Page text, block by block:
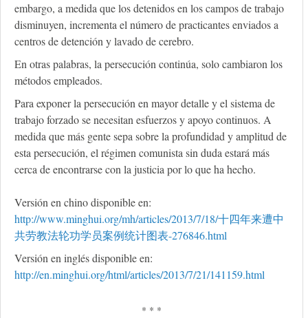
embargo, a medida que los detenidos en los campos de trabajo
disminuyen, incrementa el número de practicantes enviados a
centros de detención y lavado de cerebro.
En otras palabras, la persecución continúa, solo cambiaron los
métodos empleados.
Para exponer la persecución en mayor detalle y el sistema de
trabajo forzado se necesitan esfuerzos y apoyo continuos. A
medida que más gente sepa sobre la profundidad y amplitud de
esta persecución, el régimen comunista sin duda estará más
cerca de encontrarse con la justicia por lo que ha hecho.
Versión en chino disponible en:
http://www.minghui.org/mh/articles/2013/7/18/十四年来遭中
共劳教法轮功学员案例统计图表-276846.html
Versión en inglés disponible en:
http://en.minghui.org/html/articles/2013/7/21/141159.html
* * *